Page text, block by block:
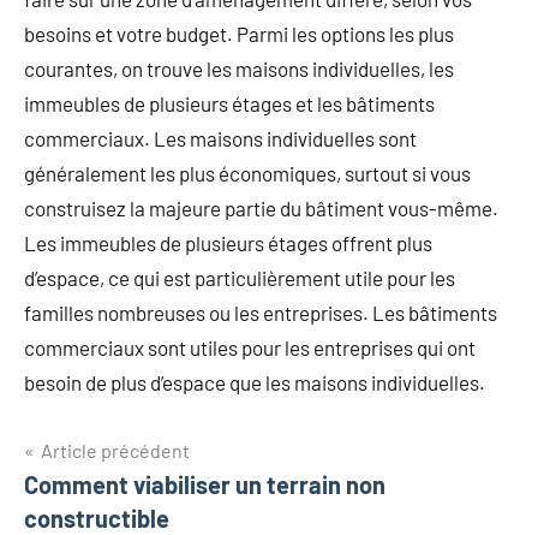
besoins et votre budget. Parmi les options les plus
courantes, on trouve les maisons individuelles, les
immeubles de plusieurs étages et les bâtiments
commerciaux. Les maisons individuelles sont
généralement les plus économiques, surtout si vous
construisez la majeure partie du bâtiment vous-même.
Les immeubles de plusieurs étages offrent plus
d’espace, ce qui est particulièrement utile pour les
familles nombreuses ou les entreprises. Les bâtiments
commerciaux sont utiles pour les entreprises qui ont
besoin de plus d’espace que les maisons individuelles.
Navigation
de
Article précédent
Comment viabiliser un terrain non
constructible